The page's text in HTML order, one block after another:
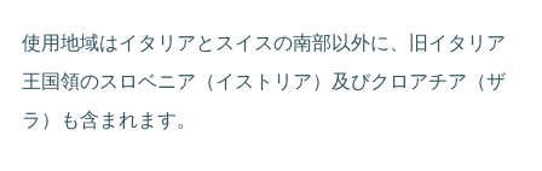
使用地域はイタリアとスイスの南部以外に、旧イタリア
王国領のスロベニア（イストリア）及びクロアチア（ザ
ラ）も含まれます。